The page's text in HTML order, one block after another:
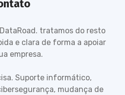
tratamos do resto
e clara de forma a apoiar
empresa.
Suporte informático,
mudança de